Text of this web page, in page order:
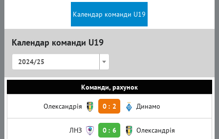
Календар команди U19
Календар команди U19
2024/25
Команди, рахунок
Олександрія 0 : 2 Динамо
ЛНЗ 0 : 6 Олександрія